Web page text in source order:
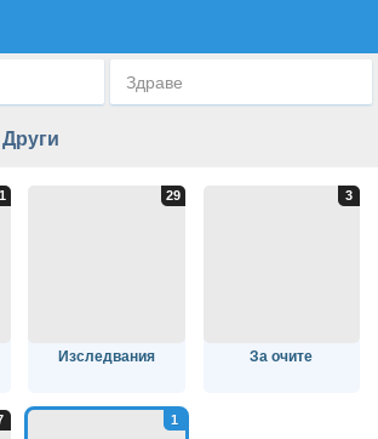
Здраве
Други
Изследвания За очите